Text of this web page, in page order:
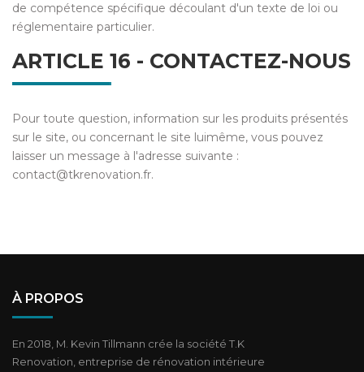
de compétence spécifique découlant d'un texte de loi ou
réglementaire particulier.
ARTICLE 16 - CONTACTEZ-NOUS
Pour toute question, information sur les produits présentés
sur le site, ou concernant le site luimême, vous pouvez
laisser un message à l'adresse suivante :
contact@tkrenovation.fr.
À PROPOS
En 2018, M. Kevin Tillmann crée la société T.K
Renovation, entreprise de rénovation intérieure